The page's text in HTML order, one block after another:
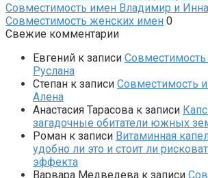
Совместимость имен Владимир и Инна
Совместимость женских имен 0
Свежие комментарии
Евгений к записи Совместимость
Руслана
Степан к записи Совместимость
Алена
Анастасия Тарасова к записи
загадочные обитатели южных
Роман к записи Витаминная
удобно ли это и стоит ли
эффекта
Варвара Медведева к записи